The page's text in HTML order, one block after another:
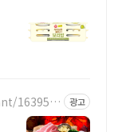
163951
광고